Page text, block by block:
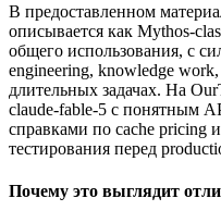
В предоставленном
описывается как Mythos-
общего использования, с
engineering, knowledge
длительных задачах. На
claude-fable-5 с понятным
справками по cache pricing
тестирования перед
Почему это выглядит